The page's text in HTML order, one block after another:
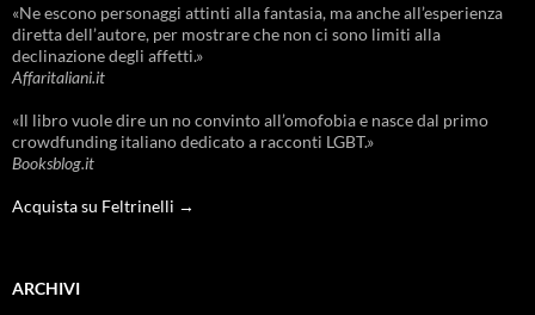
«Ne escono personaggi attinti alla fantasia, ma anche all’esperienza
diretta dell’autore, per mostrare che non ci sono limiti alla
declinazione degli affetti.»
Affaritaliani.it
«Il libro vuole dire un no convinto all’omofobia e nasce dal primo
crowdfunding italiano dedicato a racconti LGBT.»
Booksblog.it
Acquista su Feltrinelli →
ARCHIVI